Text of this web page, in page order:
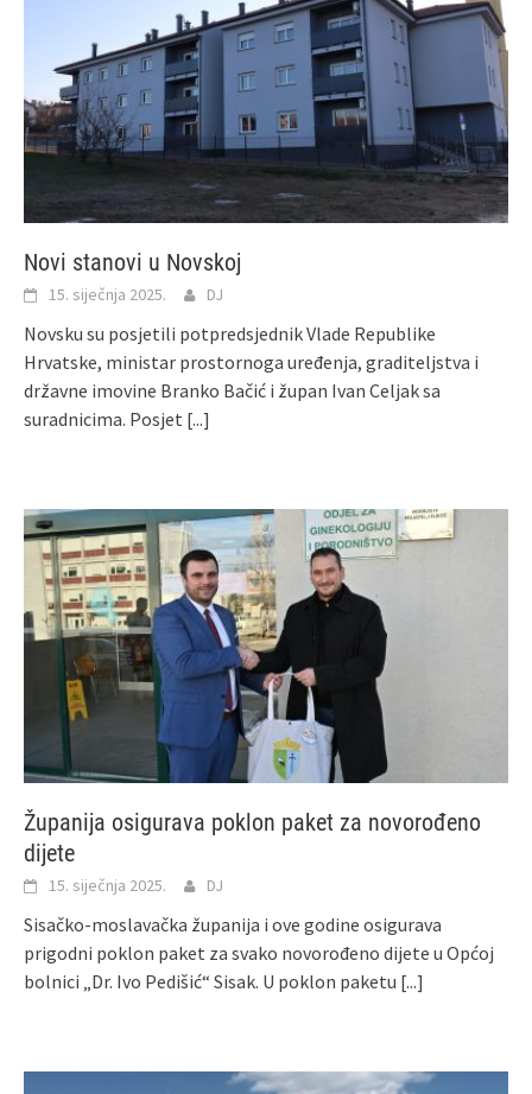
Novi stanovi u Novskoj
15. siječnja 2025. DJ
Novsku su posjetili potpredsjednik Vlade Republike
Hrvatske, ministar prostornoga uređenja, graditeljstva i
državne imovine Branko Bačić i župan Ivan Celjak sa
suradnicima. Posjet [...]
Županija osigurava poklon paket za novorođeno
dijete
15. siječnja 2025. DJ
Sisačko-moslavačka županija i ove godine osigurava
prigodni poklon paket za svako novorođeno dijete u Općoj
bolnici „Dr. Ivo Pedišić“ Sisak. U poklon paketu [...]